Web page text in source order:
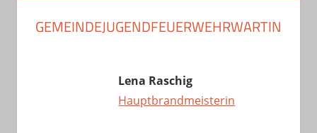
GEMEINDEJUGENDFEUERWEHRWARTIN
Lena Raschig
Hauptbrandmeisterin